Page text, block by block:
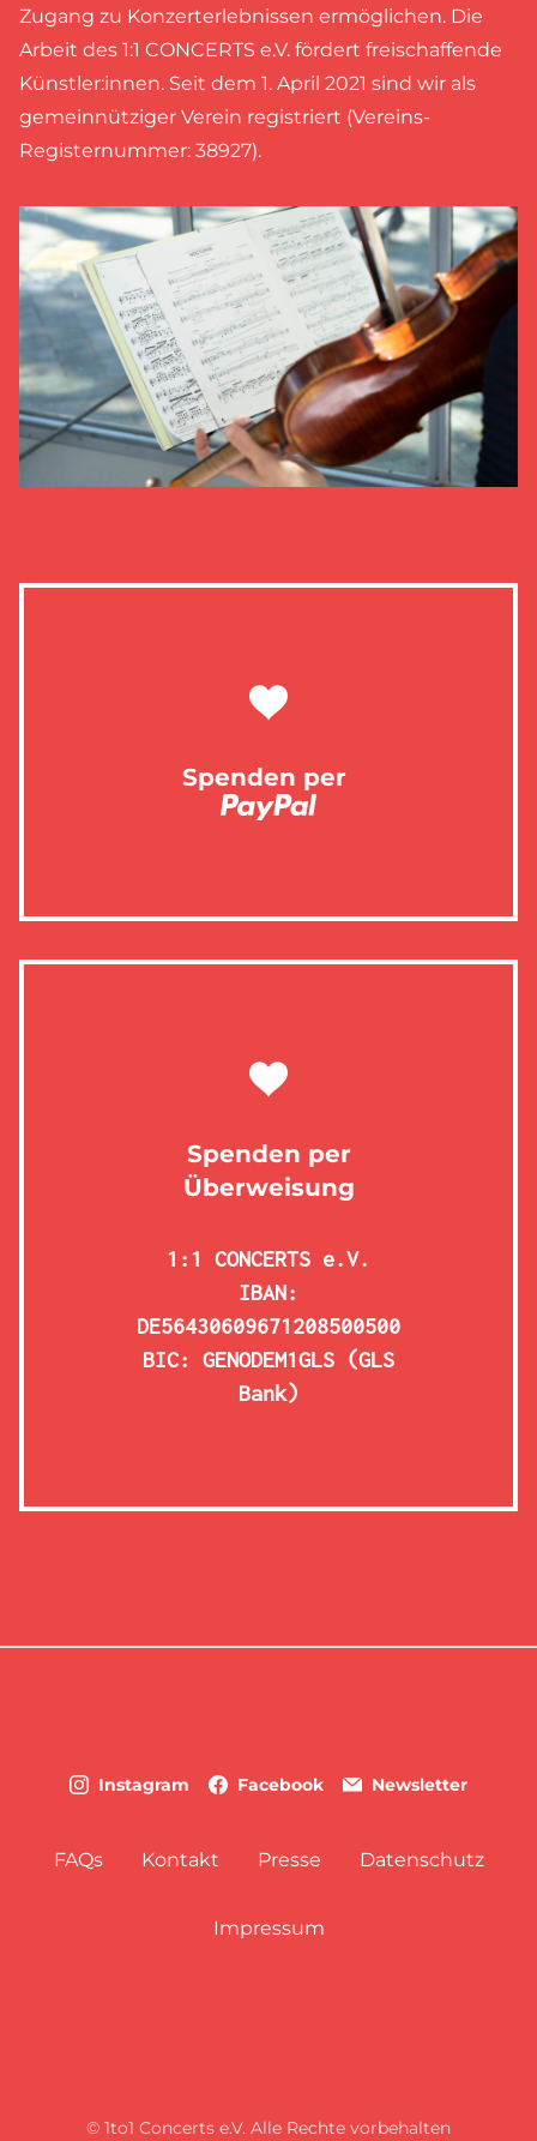
Zugang zu Konzerterlebnissen ermöglichen. Die
Arbeit des 1:1 CONCERTS e.V. fördert freischaffende
Künstler:innen. Seit dem 1. April 2021 sind wir als
gemeinnütziger Verein registriert (Vereins-
Registernummer: 38927).
Spenden per
Spenden per
Überweisung
1:1 CONCERTS e.V.
IBAN:
DE56430609671208500500
BIC: GENODEM1GLS (GLS
Bank)
Instagram Facebook Newsletter
FAQs Kontakt Presse Datenschutz
Impressum
© 1to1 Concerts e.V. Alle Rechte vorbehalten